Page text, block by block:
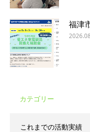
福津
カテゴリー
これまでの活動実績